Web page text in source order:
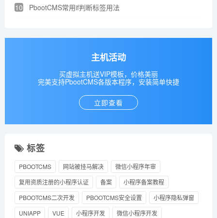
10
PbootCMS常用if判断标签用法
主机活动
买虚拟主机送VIP模板，价格美丽
完美支持PbootCMS各版本程序，安装简单快捷
立即查看
标签
PBOOTCMS 网站被挂马解决
微信小程序年审
复用资质注册的小程序认证
备案
小程序备案教程
PBOOTCMS二次开发
PBOOTCMS安全设置
小程序隐私弹窗
UNIAPP
VUE 小程序开发
微信小程序开发